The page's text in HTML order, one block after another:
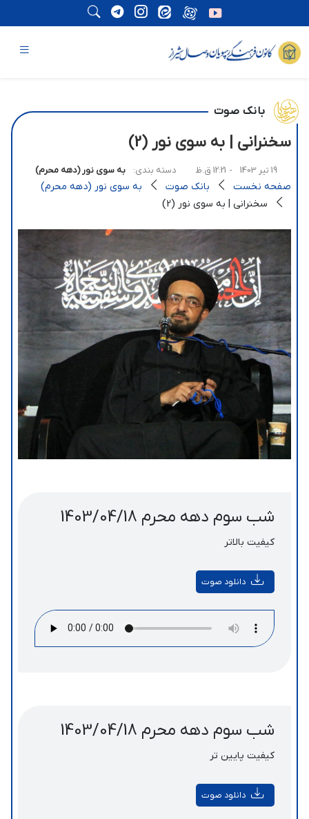
بانک صوت
سخنرانی | به سوی نور (2)
19 تیر 1403 - 12:21 ق.ظ دسته بندی: به سوی نور (دهه محرم)
صفحه نخست بانک صوت
به سوی نور (دهه محرم)
سخنرانی | به سوی نور (2)
شب سوم دهه محرم 1403/04/18
کیفیت بالاتر
دانلود صوت
شب سوم دهه محرم 1403/04/18
کیفیت پایین تر
دانلود صوت